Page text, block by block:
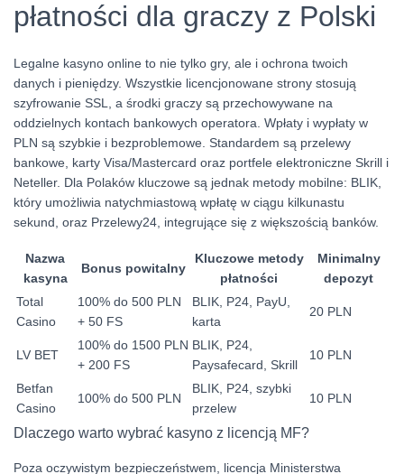
płatności dla graczy z Polski
Legalne kasyno online to nie tylko gry, ale i ochrona twoich
danych i pieniędzy. Wszystkie licencjonowane strony stosują
szyfrowanie SSL, a środki graczy są przechowywane na
oddzielnych kontach bankowych operatora. Wpłaty i wypłaty w
PLN są szybkie i bezproblemowe. Standardem są przelewy
bankowe, karty Visa/Mastercard oraz portfele elektroniczne Skrill i
Neteller. Dla Polaków kluczowe są jednak metody mobilne: BLIK,
który umożliwia natychmiastową wpłatę w ciągu kilkunastu
sekund, oraz Przelewy24, integrujące się z większością banków.
Nazwa
kasyna
Bonus powitalny
Kluczowe metody
płatności
Minimalny
depozyt
Total
Casino
100% do 500 PLN
+ 50 FS
BLIK, P24, PayU,
karta
20 PLN
LV BET
100% do 1500 PLN
+ 200 FS
BLIK, P24,
Paysafecard, Skrill
10 PLN
Betfan
Casino
100% do 500 PLN
BLIK, P24, szybki
przelew
10 PLN
Dlaczego warto wybrać kasyno z licencją MF?
Poza oczywistym bezpieczeństwem, licencja Ministerstwa